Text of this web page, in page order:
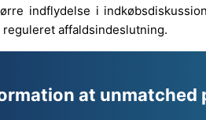
indflydelse i
affaldsindeslutning.
at unmatched